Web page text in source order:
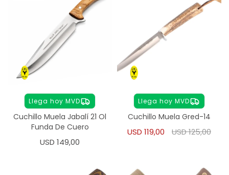
Llega hoy MVD
Cuchillo Muela Jabalí 21 Ol
Funda De Cuero
USD 149,00
Llega hoy MVD
Cuchillo Muela Gred-14
USD 119,00 USD125,00